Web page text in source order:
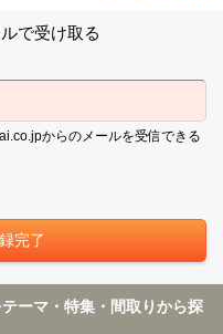
で受け取る
からのメールを受信できる
ーマ・特集・間取りから探